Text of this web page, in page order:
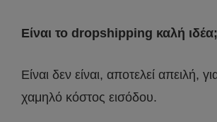
Είναι το dropshipping καλή ιδέα;
Είναι δεν είναι, αποτελεί απειλή,
χαμηλό κόστος εισόδου.